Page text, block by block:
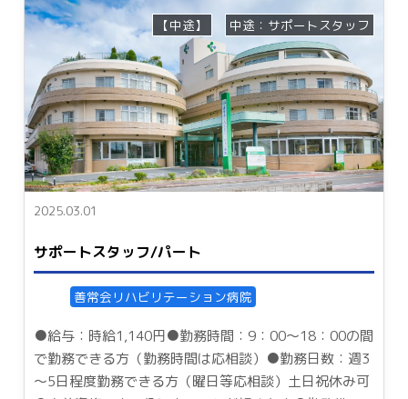
2025.03.01
サポートスタッフ/パート
【中途】 中途：サポートスタッフ
善常会リハビリテーション病院
●給与：時給1,140円●勤務時間：9：00～18：00の間
で勤務できる方（勤務時間は応相談）●勤務日数：週3
～5日程度勤務できる方（曜日等応相談）土日祝休み可